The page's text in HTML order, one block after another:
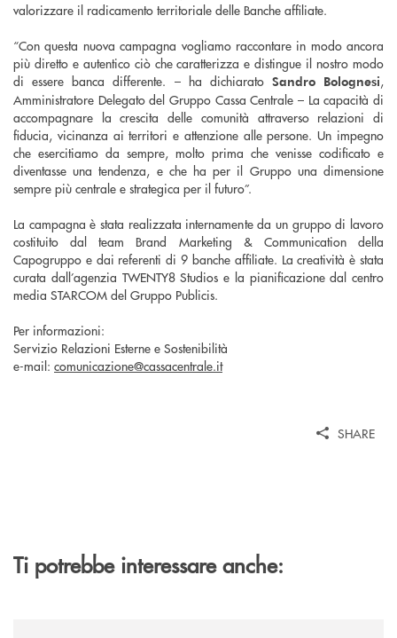
valorizzare il radicamento territoriale delle Banche affiliate.
“Con questa nuova campagna vogliamo raccontare in modo ancora
più diretto e autentico ciò che caratterizza e distingue il nostro modo
di essere banca differente. – ha dichiarato Sandro Bolognesi,
Amministratore Delegato del Gruppo Cassa Centrale – La capacità di
accompagnare la crescita delle comunità attraverso relazioni di
fiducia, vicinanza ai territori e attenzione alle persone. Un impegno
che esercitiamo da sempre, molto prima che venisse codificato e
diventasse una tendenza, e che ha per il Gruppo una dimensione
sempre più centrale e strategica per il futuro”.
La campagna è stata realizzata internamente da un gruppo di lavoro
costituito dal team Brand Marketing & Communication della
Capogruppo e dai referenti di 9 banche affiliate. La creatività è stata
curata dall’agenzia TWENTY8 Studios e la pianificazione dal centro
media STARCOM del Gruppo Publicis.
Per informazioni:
Servizio Relazioni Esterne e Sostenibilità
e-mail: comunicazione@cassacentrale.it
SHARE
Ti potrebbe interessare anche: